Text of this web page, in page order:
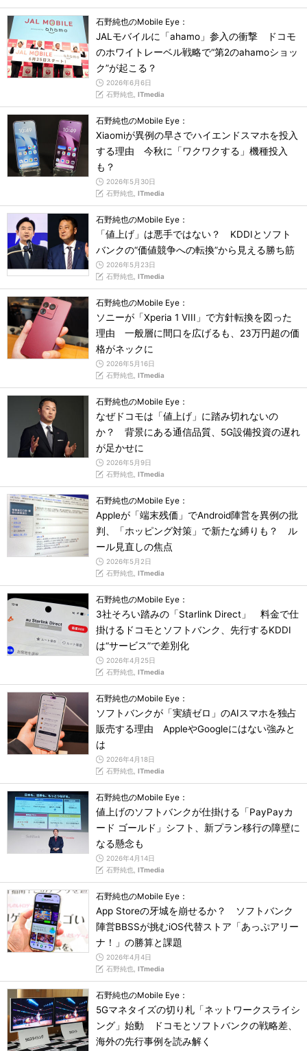
石野純也のMobile Eye：
JALモバイルに「ahamo」参入の衝撃 ドコモ
のホワイトレーベル戦略で“第2のahamoショッ
ク”が起こる？
2026年6月6日
石野純也, ITmedia
石野純也のMobile Eye：
Xiaomiが異例の早さでハイエンドスマホを投入
する理由 今秋に「ワクワクする」機種投入
も？
2026年5月30日
石野純也, ITmedia
石野純也のMobile Eye：
「値上げ」は悪手ではない？ KDDIとソフト
バンクの“価値競争への転換”から見える勝ち筋
2026年5月23日
石野純也, ITmedia
石野純也のMobile Eye：
ソニーが「Xperia 1 VIII」で方針転換を図った
理由 一般層に間口を広げるも、23万円超の価
格がネックに
2026年5月16日
石野純也, ITmedia
石野純也のMobile Eye：
なぜドコモは「値上げ」に踏み切れないの
か？ 背景にある通信品質、5G設備投資の遅れ
が足かせに
2026年5月9日
石野純也, ITmedia
石野純也のMobile Eye：
Appleが「端末残価」でAndroid陣営を異例の批
判、「ホッピング対策」で新たな縛りも？ ル
ール見直しの焦点
2026年5月2日
石野純也, ITmedia
石野純也のMobile Eye：
3社そろい踏みの「Starlink Direct」 料金で仕
掛けるドコモとソフトバンク、先行するKDDI
は“サービス”で差別化
2026年4月25日
石野純也, ITmedia
石野純也のMobile Eye：
ソフトバンクが「実績ゼロ」のAIスマホを独占
販売する理由 AppleやGoogleにはない強みと
は
2026年4月18日
石野純也, ITmedia
石野純也のMobile Eye：
値上げのソフトバンクが仕掛ける「PayPayカ
ード ゴールド」シフト、新プラン移行の障壁に
なる懸念も
2026年4月14日
石野純也, ITmedia
石野純也のMobile Eye：
App Storeの牙城を崩せるか？ ソフトバンク
陣営BBSSが挑むiOS代替ストア「あっぷアリー
ナ！」の勝算と課題
2026年4月4日
石野純也, ITmedia
石野純也のMobile Eye：
5Gマネタイズの切り札「ネットワークスライシ
ング」始動 ドコモとソフトバンクの戦略差、
海外の先行事例を読み解く